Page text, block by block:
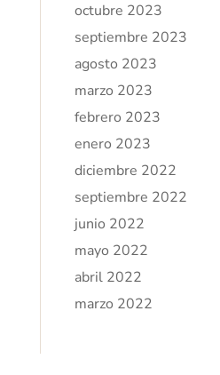
octubre 2023
septiembre 2023
agosto 2023
marzo 2023
febrero 2023
enero 2023
diciembre 2022
septiembre 2022
junio 2022
mayo 2022
abril 2022
marzo 2022